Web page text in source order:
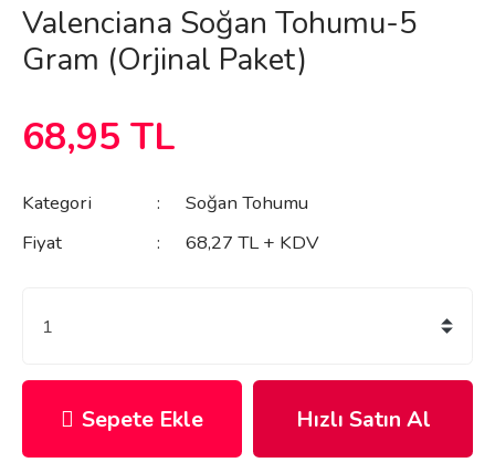
Valenciana Soğan Tohumu-5
Gram (Orjinal Paket)
68,95 TL
Kategori
Soğan Tohumu
Fiyat
68,27 TL + KDV
Sepete Ekle Hızlı Satın Al